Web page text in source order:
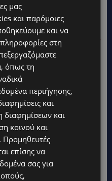
ΕΤΑΙΡΕΙΑ: Η Λευχαιμία
ασθένεια – 9 στις 10
σε ενήλικες
μας
και παρόμοιες
και να
στη
όπως τη
περιήγησης,
και
διαφημίσεων και
κοινού και
Προμηθευτές
επίσης να
σας για